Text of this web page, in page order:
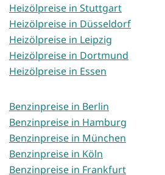
Heizölpreise in Stuttgart
Heizölpreise in Düsseldorf
Heizölpreise in Leipzig
Heizölpreise in Dortmund
Heizölpreise in Essen
Benzinpreise in Berlin
Benzinpreise in Hamburg
Benzinpreise in München
Benzinpreise in Köln
Benzinpreise in Frankfurt